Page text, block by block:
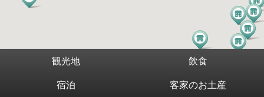
観光地 飲食
宿泊 客家のお土産